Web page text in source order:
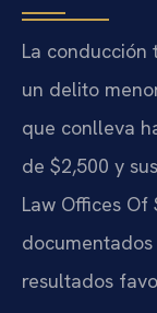
La conducción
un delito
que conlleva
de $2,500 y
Law Offices Of
resultados